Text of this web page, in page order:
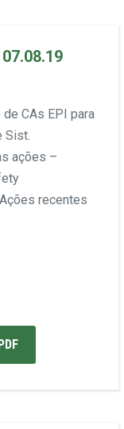
CAs EPI para
Sist.
ações –
recentes